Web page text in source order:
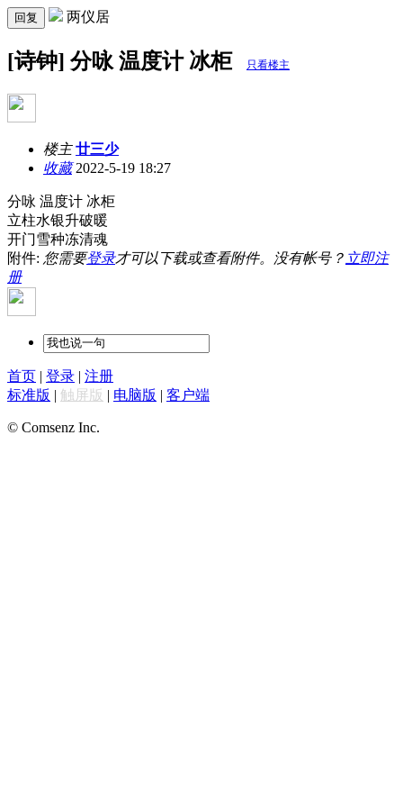
回复 两仪居
[诗钟] 分咏 温度计 冰柜 只看楼主
楼主 廿三少
收藏2022-5-19 18:27
分咏 温度计 冰柜
立柱水银升破暖
开门雪种冻清魂
附件: 您需要登录才可以下载或查看附件。没有帐号？ 立即注
册
首页 | 登录 | 注册
标准版 | 触屏版 | 电脑版 | 客户端
© Comsenz Inc.